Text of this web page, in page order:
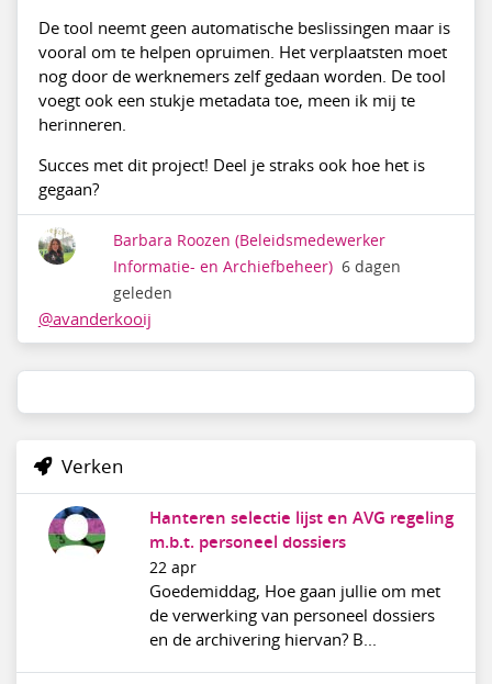
De tool neemt geen automatische beslissingen maar is
vooral om te helpen opruimen. Het verplaatsten moet
nog door de werknemers zelf gedaan worden. De tool
voegt ook een stukje metadata toe, meen ik mij te
herinneren.
Succes met dit project! Deel je straks ook hoe het is
gegaan?
Barbara Roozen (Beleidsmedewerker
Informatie- en Archiefbeheer) 6 dagen
geleden
@avanderkooij
Verken
Hanteren selectie lijst en AVG regeling
m.b.t. personeel dossiers
22 apr
Goedemiddag, Hoe gaan jullie om met
de verwerking van personeel dossiers
en de archivering hiervan? B...